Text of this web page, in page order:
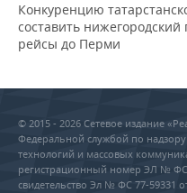
Конкуренцию
составить
рейсы до Перми
© 2015 - 2026 Сетевое издание
Федеральной службой по
технологий и массовых
регистрационный номер ЭЛ № ФС
свидетельство Эл № ФС 77-59331